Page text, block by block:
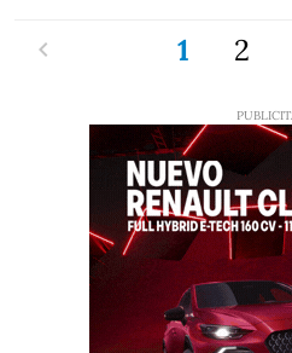
Previ 1 2